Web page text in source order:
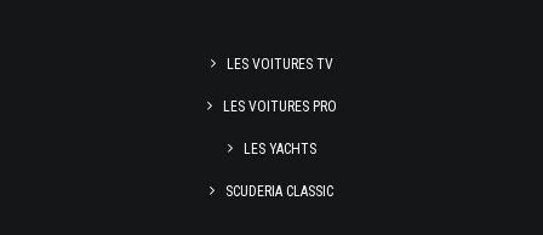
LES VOITURES TV
LES VOITURES PRO
LES YACHTS
SCUDERIA CLASSIC